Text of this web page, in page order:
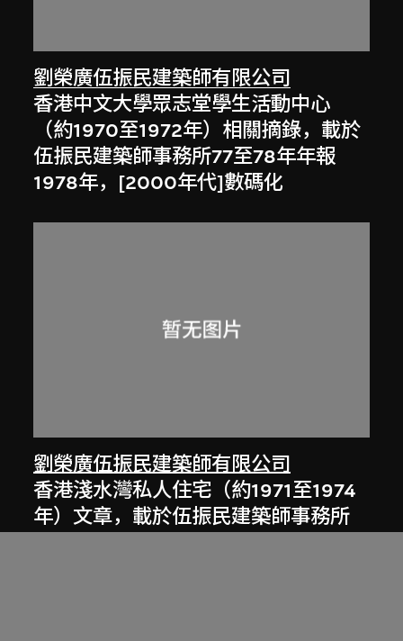
劉榮廣伍振民建築師有限公司
香港中文大學眾志堂學生活動中心
（約1970至1972年）相關摘錄，載於
伍振民建築師事務所77至78年年報
1978年，[2000年代]數碼化
劉榮廣伍振民建築師有限公司
香港淺水灣私人住宅（約1971至1974
年）文章，載於伍振民建築師事務所